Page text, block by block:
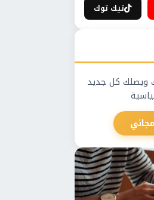
تيك توك
ويصلك كل جديد